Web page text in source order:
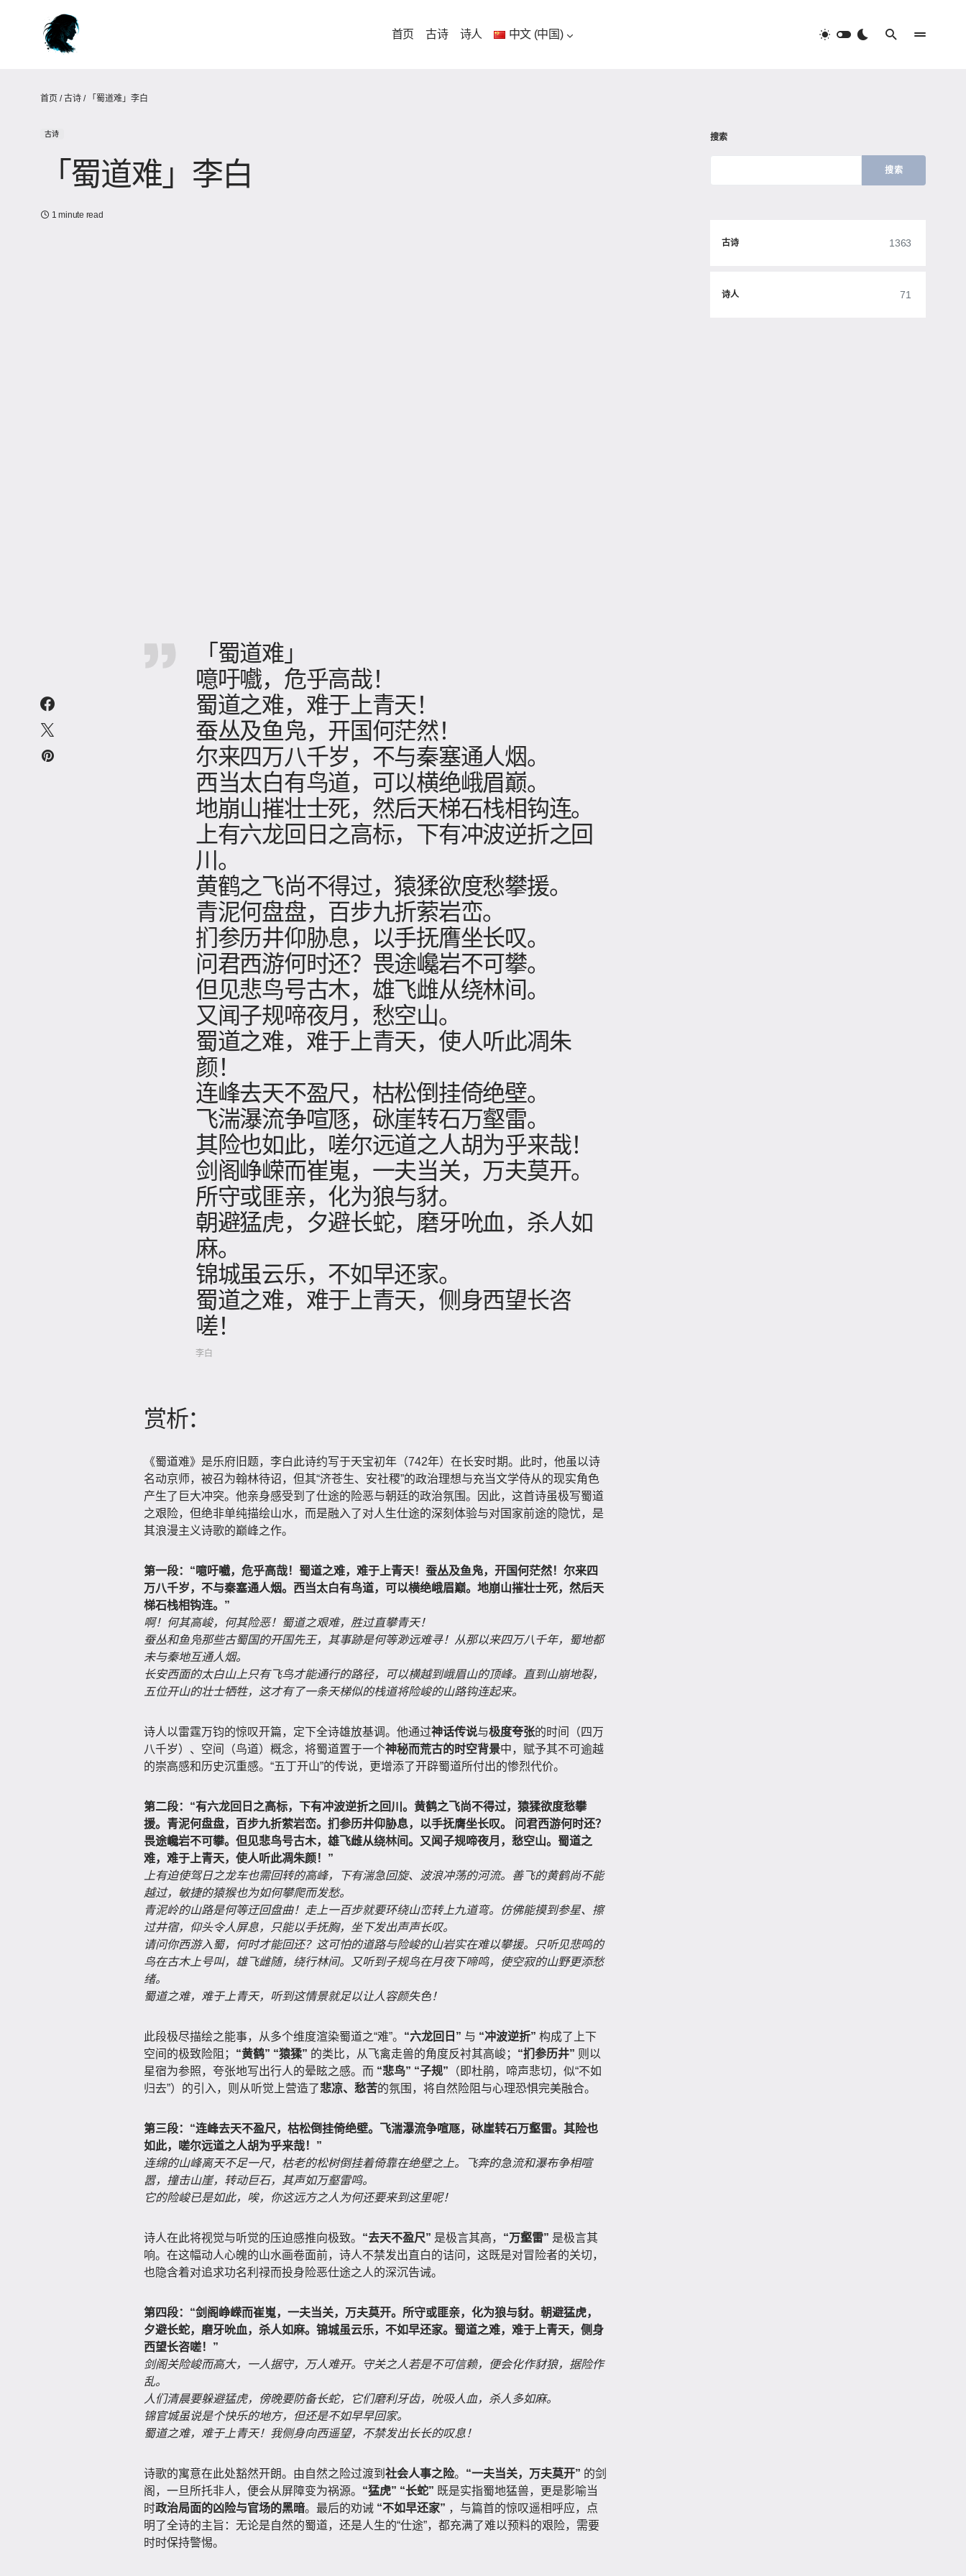
首页 古诗 诗人 中文 (中国)
首页 /古诗 / 「蜀道难」李白
古诗
「蜀道难」李白
1 minute read
「蜀道难」
噫吁嚱，危乎高哉！
蜀道之难，难于上青天！
蚕丛及鱼凫，开国何茫然！
尔来四万八千岁，不与秦塞通人烟。
西当太白有鸟道，可以横绝峨眉巅。
地崩山摧壮士死，然后天梯石栈相钩连。
上有六龙回日之高标，下有冲波逆折之回
川。
黄鹤之飞尚不得过，猿猱欲度愁攀援。
青泥何盘盘，百步九折萦岩峦。
扪参历井仰胁息，以手抚膺坐长叹。
问君西游何时还？畏途巉岩不可攀。
但见悲鸟号古木，雄飞雌从绕林间。
又闻子规啼夜月，愁空山。
蜀道之难，难于上青天，使人听此凋朱
颜！
连峰去天不盈尺，枯松倒挂倚绝壁。
飞湍瀑流争喧豗，砯崖转石万壑雷。
其险也如此，嗟尔远道之人胡为乎来哉！
剑阁峥嵘而崔嵬，一夫当关，万夫莫开。
所守或匪亲，化为狼与豺。
朝避猛虎，夕避长蛇，磨牙吮血，杀人如
麻。
锦城虽云乐，不如早还家。
蜀道之难，难于上青天，侧身西望长咨
嗟！
李白
赏析：
《蜀道难》是乐府旧题，李白此诗约写于天宝初年（742年）在长安时期。此时，他虽以诗
名动京师，被召为翰林待诏，但其“济苍生、安社稷”的政治理想与充当文学侍从的现实角色
产生了巨大冲突。他亲身感受到了仕途的险恶与朝廷的政治氛围。因此，这首诗虽极写蜀道
之艰险，但绝非单纯描绘山水，而是融入了对人生仕途的深刻体验与对国家前途的隐忧，是
其浪漫主义诗歌的巅峰之作。
第一段：“噫吁嚱，危乎高哉！蜀道之难，难于上青天！蚕丛及鱼凫，开国何茫然！尔来四
万八千岁，不与秦塞通人烟。西当太白有鸟道，可以横绝峨眉巅。地崩山摧壮士死，然后天
梯石栈相钩连。”
啊！何其高峻，何其险恶！蜀道之艰难，胜过直攀青天！
蚕丛和鱼凫那些古蜀国的开国先王，其事跡是何等渺远难寻！从那以来四万八千年，蜀地都
未与秦地互通人烟。
长安西面的太白山上只有飞鸟才能通行的路径，可以横越到峨眉山的顶峰。直到山崩地裂，
五位开山的壮士牺牲，这才有了一条天梯似的栈道将险峻的山路钩连起来。
诗人以雷霆万钧的惊叹开篇，定下全诗雄放基调。他通过神话传说与极度夸张的时间（四万
八千岁）、空间（鸟道）概念，将蜀道置于一个神秘而荒古的时空背景中，赋予其不可逾越
的崇高感和历史沉重感。“五丁开山”的传说，更增添了开辟蜀道所付出的惨烈代价。
第二段：“有六龙回日之高标，下有冲波逆折之回川。黄鹤之飞尚不得过，猿猱欲度愁攀
援。青泥何盘盘，百步九折萦岩峦。扪参历井仰胁息，以手抚膺坐长叹。 问君西游何时还？
畏途巉岩不可攀。但见悲鸟号古木，雄飞雌从绕林间。又闻子规啼夜月，愁空山。蜀道之
难，难于上青天，使人听此凋朱颜！”
上有迫使驾日之龙车也需回转的高峰，下有湍急回旋、波浪冲荡的河流。善飞的黄鹤尚不能
越过，敏捷的猿猴也为如何攀爬而发愁。
青泥岭的山路是何等迂回盘曲！走上一百步就要环绕山峦转上九道弯。仿佛能摸到参星、擦
过井宿，仰头令人屏息，只能以手抚胸，坐下发出声声长叹。
请问你西游入蜀，何时才能回还？这可怕的道路与险峻的山岩实在难以攀援。只听见悲鸣的
鸟在古木上号叫，雄飞雌随，绕行林间。又听到子规鸟在月夜下啼鸣，使空寂的山野更添愁
绪。
蜀道之难，难于上青天，听到这情景就足以让人容颜失色！
此段极尽描绘之能事，从多个维度渲染蜀道之“难”。 “六龙回日” 与 “冲波逆折” 构成了上下
空间的极致险阻； “黄鹤” “猿猱” 的类比，从飞禽走兽的角度反衬其高峻； “扪参历井” 则以
星宿为参照，夸张地写出行人的晕眩之感。而 “悲鸟” “子规” （即杜鹃，啼声悲切，似“不如
归去”）的引入，则从听觉上营造了悲凉、愁苦的氛围，将自然险阻与心理恐惧完美融合。
第三段：“连峰去天不盈尺，枯松倒挂倚绝壁。飞湍瀑流争喧豗，砯崖转石万壑雷。其险也
如此，嗟尔远道之人胡为乎来哉！”
连绵的山峰离天不足一尺，枯老的松树倒挂着倚靠在绝壁之上。飞奔的急流和瀑布争相喧
嚣，撞击山崖，转动巨石，其声如万壑雷鸣。
它的险峻已是如此，唉，你这远方之人为何还要来到这里呢！
诗人在此将视觉与听觉的压迫感推向极致。 “去天不盈尺” 是极言其高， “万壑雷” 是极言其
响。在这幅动人心魄的山水画卷面前，诗人不禁发出直白的诘问，这既是对冒险者的关切，
也隐含着对追求功名利禄而投身险恶仕途之人的深沉告诫。
第四段：“剑阁峥嵘而崔嵬，一夫当关，万夫莫开。所守或匪亲，化为狼与豺。朝避猛虎，
夕避长蛇，磨牙吮血，杀人如麻。锦城虽云乐，不如早还家。蜀道之难，难于上青天，侧身
西望长咨嗟！”
剑阁关险峻而高大，一人据守，万人难开。守关之人若是不可信赖，便会化作豺狼，据险作
乱。
人们清晨要躲避猛虎，傍晚要防备长蛇，它们磨利牙齿，吮吸人血，杀人多如麻。
锦官城虽说是个快乐的地方，但还是不如早早回家。
蜀道之难，难于上青天！我侧身向西遥望，不禁发出长长的叹息！
诗歌的寓意在此处豁然开朗。由自然之险过渡到 社会人事之险。 “一夫当关，万夫莫开” 的剑
阁，一旦所托非人，便会从屏障变为祸源。 “猛虎” “长蛇” 既是实指蜀地猛兽，更是影喻当
时政治局面的凶险与官场的黑暗。最后的劝诫 “不如早还家” ，与篇首的惊叹遥相呼应，点
明了全诗的主旨：无论是自然的蜀道，还是人生的“仕途”，都充满了难以预料的艰险，需要
时时保持警惕。
搜索
搜索
古诗 1363
诗人 71